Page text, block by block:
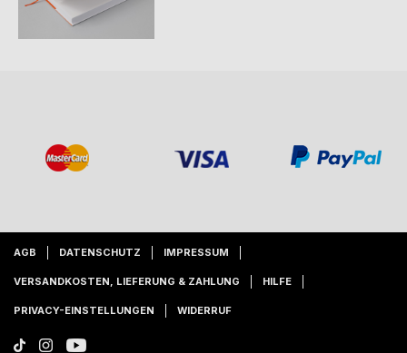
AGB DATENSCHUTZ IMPRESSUM
VERSANDKOSTEN, LIEFERUNG & ZAHLUNG HILFE
PRIVACY-EINSTELLUNGEN WIDERRUF